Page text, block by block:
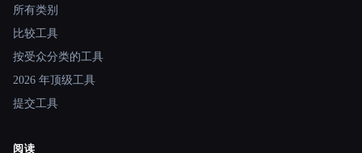
所有类别
比较工具
按受众分类的工具
2026 年顶级工具
提交工具
阅读